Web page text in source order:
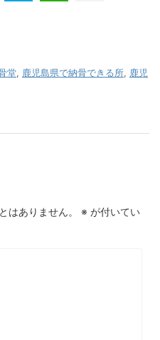
堂, 鹿児島県で納骨できる所, 鹿児
はありません。 ※ が付いてい